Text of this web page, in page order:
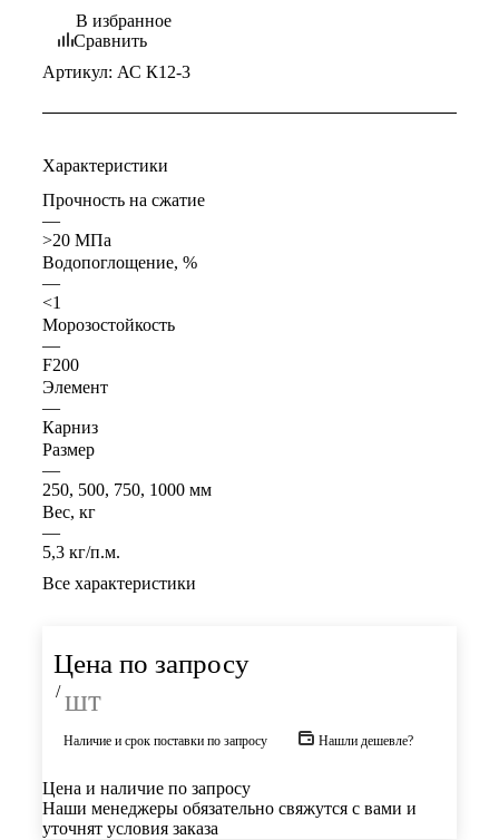
В избранное
Сравнить
Артикул: АС К12-3
Характеристики
Прочность на сжатие
—
>20 МПа
Водопоглощение, %
—
<1
Морозостойкость
—
F200
Элемент
—
Карниз
Размер
—
250, 500, 750, 1000 мм
Вес, кг
—
5,3 кг/п.м.
Все характеристики
Цена по запросу
/ шт
Наличие и срок поставки по запросу Нашли дешевле?
Цена и наличие по запросу
Наши менеджеры обязательно свяжутся с вами и
уточнят условия заказа